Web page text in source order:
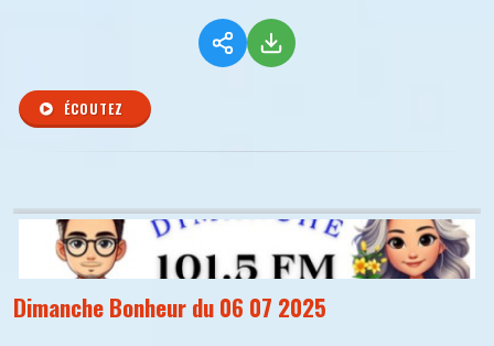
ÉCOUTEZ
Dimanche Bonheur du 06 07 2025